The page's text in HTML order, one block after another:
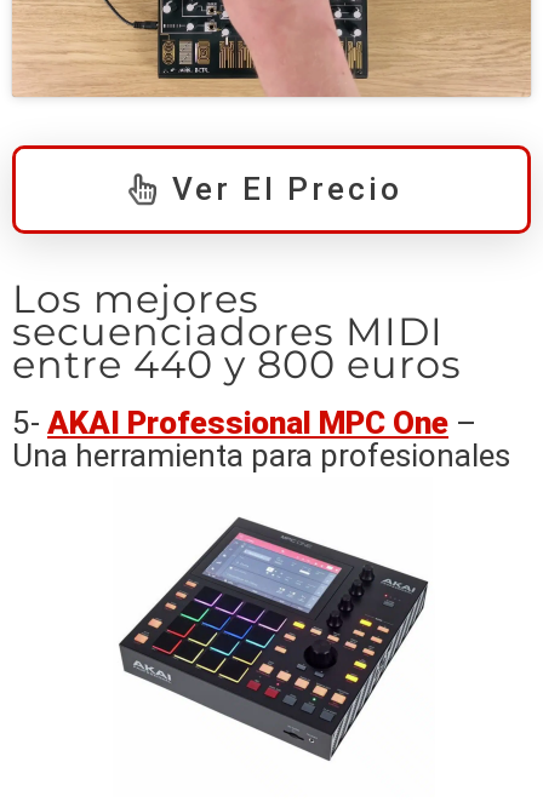
Ver El Precio
Los mejores
secuenciadores MIDI
entre 440 y 800 euros
5- AKAI Professional MPC One –
Una herramienta para profesionales